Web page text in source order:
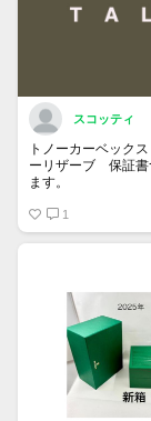
スコッティ
トノーカーベック
ーリザーブ 保証
ます。
1